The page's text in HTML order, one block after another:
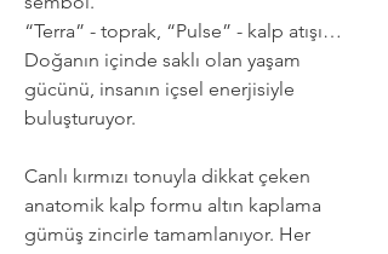
“Terra” - toprak, “Pulse” - kalp atışı…
Doğanın içinde saklı olan yaşam
gücünü, insanın içsel enerjisiyle
buluşturuyor.
Canlı kırmızı tonuyla dikkat çeken
anatomik kalp formu altın kaplama
gümüş zincirle tamamlanıyor. Her